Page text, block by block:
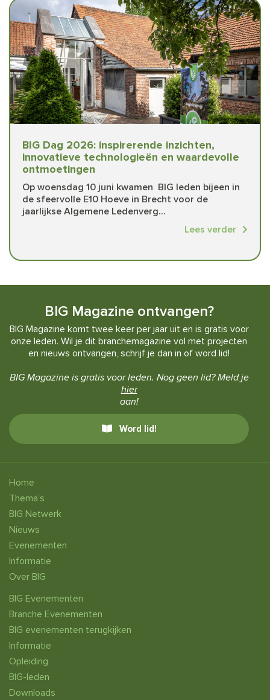
BIG Dag 2026: inspirerende inzichten,
innovatieve technologieën en waardevolle
ontmoetingen
Op woensdag 10 juni kwamen BIG leden bijeen in
de sfeervolle E10 Hoeve in Brecht voor de
jaarlijkse Algemene Ledenverg...
Lees verder
BIG Magazine ontvangen?
BIG Magazine komt twee keer per jaar uit en is gratis voor
onze leden. Wil je dit branchemagazine vol met projecten
en nieuws ontvangen, schrijf je dan in of word lid!
BIG Magazine is gratis voor leden. Nog geen lid? Meld je
hier
aan!
Word lid!
Home
Thema’s
BIG Netwerk
Nieuws
Evenementen
Informatie
Over BIG
BIG Evenementen
Branche Evenementen
BIG evenementen terugkijken
Informatie
Opleiding
BIG-leden
Downloads